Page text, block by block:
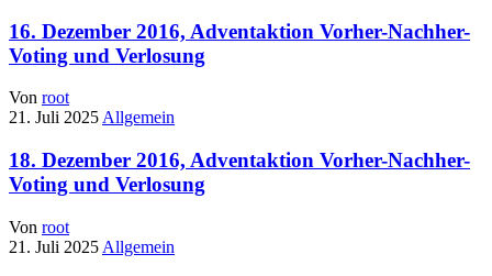
16. Dezember 2016, Adventaktion Vorher-Nachher-
Voting und Verlosung
Von root
21. Juli 2025Allgemein
18. Dezember 2016, Adventaktion Vorher-Nachher-
Voting und Verlosung
Von root
21. Juli 2025 Allgemein